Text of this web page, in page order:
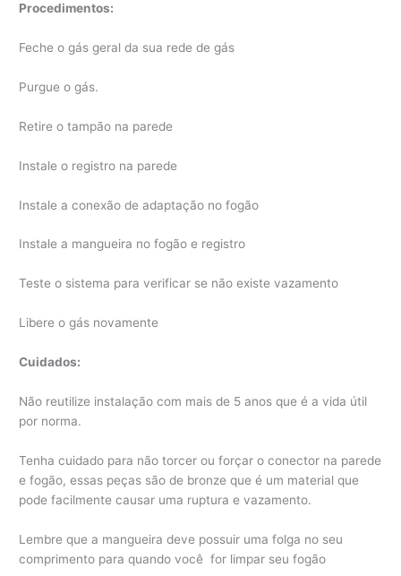
Procedimentos:
Feche o gás geral da sua rede de gás
Purgue o gás.
Retire o tampão na parede
Instale o registro na parede
Instale a conexão de adaptação no fogão
Instale a mangueira no fogão e registro
Teste o sistema para verificar se não existe vazamento
Libere o gás novamente
Cuidados:
Não reutilize instalação com mais de 5 anos que é a vida útil
por norma.
Tenha cuidado para não torcer ou forçar o conector na parede
e fogão, essas peças são de bronze que é um material que
pode facilmente causar uma ruptura e vazamento.
Lembre que a mangueira deve possuir uma folga no seu
comprimento para quando você for limpar seu fogão